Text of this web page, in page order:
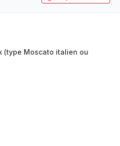
(type Moscato italien ou